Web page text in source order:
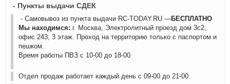
- Пункты выдачи СДЕК
- Самовывоз из пункта выдачи RC-TODAY.RU —БЕСПЛАТНО
Мы находимся: г. Москва, Электролитный проезд дом 3с2,
офис 243, 3 этаж. Проход на территорию только с паспортом и
пешком.
Время работы ПВЗ с 10-00 до 18-00
Отдел продаж работает каждый день с 09-00 до 21-00.